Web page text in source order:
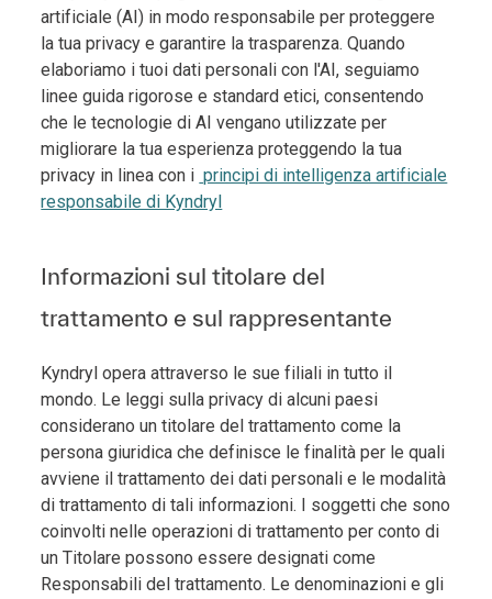
artificiale (AI) in modo responsabile per proteggere
la tua privacy e garantire la trasparenza. Quando
elaboriamo i tuoi dati personali con l'AI, seguiamo
linee guida rigorose e standard etici, consentendo
che le tecnologie di AI vengano utilizzate per
migliorare la tua esperienza proteggendo la tua
privacy in linea con i principi di intelligenza artificiale
responsabile di Kyndryl
Informazioni sul titolare del
trattamento e sul rappresentante
Kyndryl opera attraverso le sue filiali in tutto il
mondo. Le leggi sulla privacy di alcuni paesi
considerano un titolare del trattamento come la
persona giuridica che definisce le finalità per le quali
avviene il trattamento dei dati personali e le modalità
di trattamento di tali informazioni. I soggetti che sono
coinvolti nelle operazioni di trattamento per conto di
un Titolare possono essere designati come
Responsabili del trattamento. Le denominazioni e gli